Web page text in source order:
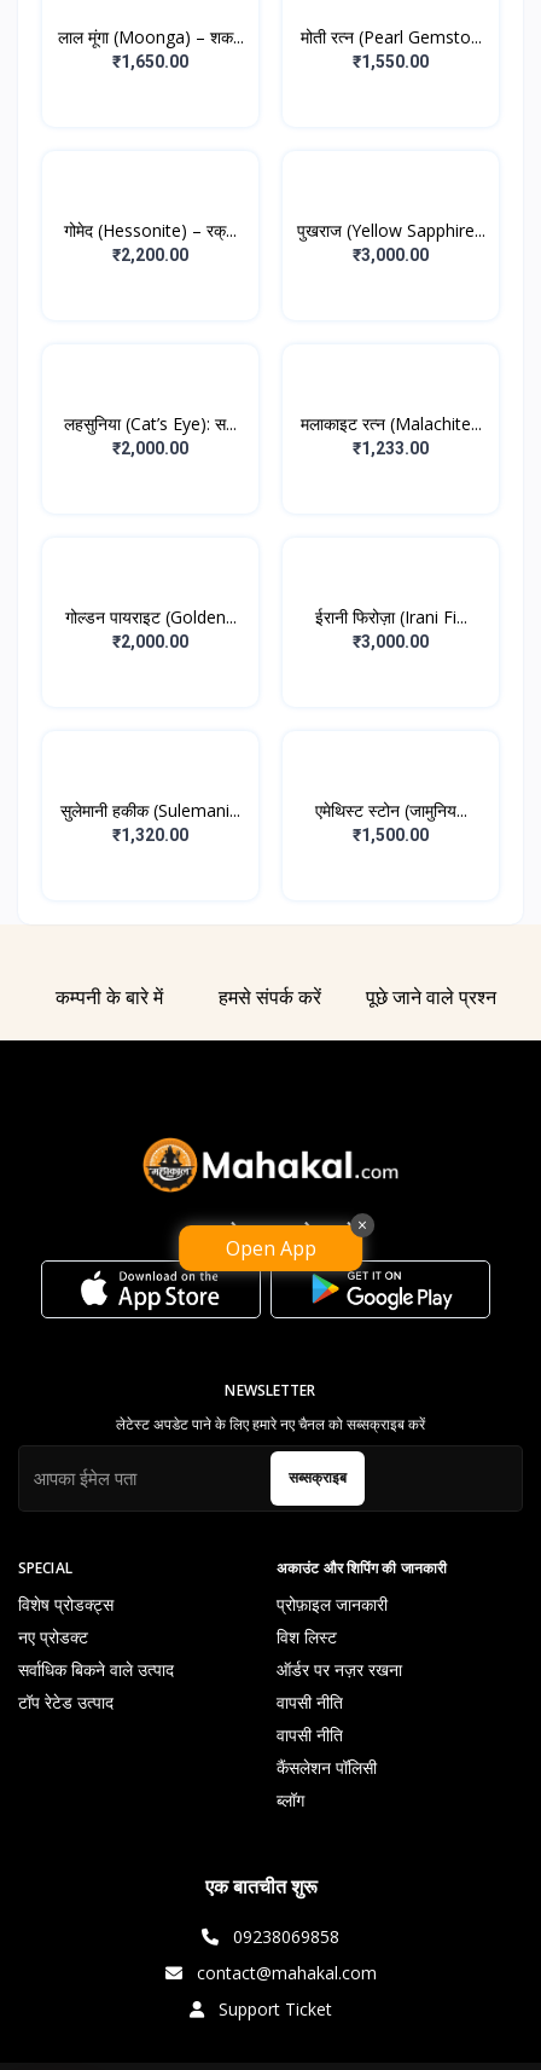
लाल मूंगा (Moonga) – शक...
₹1,650.00
मोती रत्न (Pearl Gemsto...
₹1,550.00
गोमेद (Hessonite) – रक्...
₹2,200.00
पुखराज (Yellow Sapphire...
₹3,000.00
लहसुनिया (Cat’s Eye): स...
₹2,000.00
मलाकाइट रत्न (Malachite...
₹1,233.00
गोल्डन पायराइट (Golden...
₹2,000.00
ईरानी फिरोज़ा (Irani Fi...
₹3,000.00
सुलेमानी हकीक (Sulemani...
₹1,320.00
एमेथिस्ट स्टोन (जामुनिय...
₹1,500.00
कम्पनी के बारे में हमसे संपर्क करें पूछे जाने वाले प्रश्न
हमारा ऐप डाउनलोड करें
SPECIAL
विशेष प्रोडक्ट्स
नए प्रोडक्ट
सर्वाधिक बिकने वाले उत्पाद
टॉप रेटेड उत्पाद
अकाउंट और शिपिंग की जानकारी
प्रोफ़ाइल जानकारी
विश लिस्ट
ऑर्डर पर नज़र रखना
वापसी नीति
वापसी नीति
कैंसलेशन पॉलिसी
ब्लॉग
NEWSLETTER
लेटेस्ट अपडेट पाने के लिए हमारे नए चैनल को सब्सक्राइब करें
सब्सक्राइब
एक बातचीत शुरू
09238069858
contact@mahakal.com
Support Ticket
Open App
×